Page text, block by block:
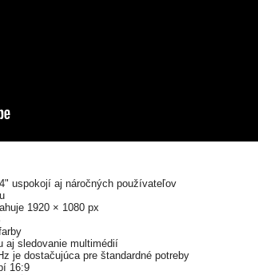
uspokojí aj náročných používateľov
1920 × 1080 px
aj sledovanie multimédií
je dostačujúca pre štandardné potreby
16:9